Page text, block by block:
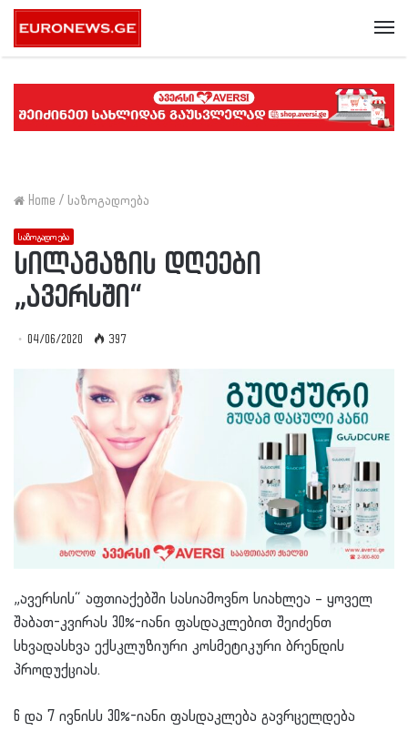
Home / საზოგადოება
საზოგადოება
სილამაზის დღეები
„ავერსში“
04/06/2020 397
„ავერსის“ აფთიაქებში სასიამოვნო სიახლეა – ყოველ
შაბათ-კვირას 30%-იანი ფასდაკლებით შეიძენთ
სხვადასხვა ექსკლუზიური კოსმეტიკური ბრენდის
პროდუქციას.
6 და 7 ივნისს 30%-იანი ფასდაკლება გავრცელდება